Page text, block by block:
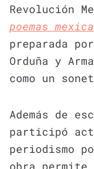
Revolución
poemas
preparada
Orduña y
como un
Además de
participó
periodismo
obra permite